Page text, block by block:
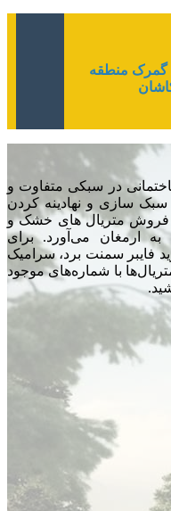
گمرک منطقه
در سبکی متفاوت و
سازی و نهادینه کردن
فروش متریال های خشک و
به ارمغان می‌آورد. برای
فایبر سمنت برد، سرامیک
با شماره‌های موجود